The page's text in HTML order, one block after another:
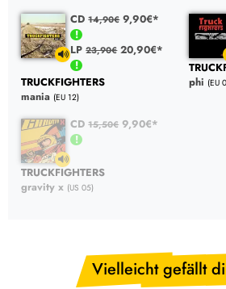
CD14,90€9,90€*
LP23,90€20,90€*
TRUCKFIGHTERS
mania (EU 12)
phi (EU
CD15,50€ 9,90€*
TRUCKFIGHTERS
gravity x (US 05)
Vielleicht gefällt